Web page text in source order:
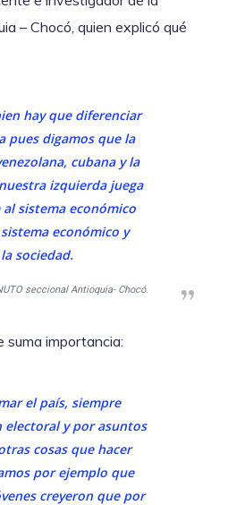
– Chocó, quien explicó qué
hay que diferenciar
pues digamos que la
cubana y la
izquierda juega
sistema económico
económico y
sociedad.
seccional Antioquia- Chocó.
suma importancia:
el país, siempre
electoral y por asuntos
cosas que hacer
por ejemplo que
creyeron que por